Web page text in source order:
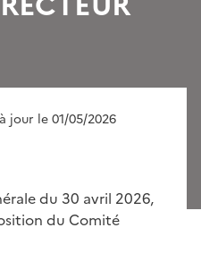
jour le 01/05/2026
du 30 avril 2026,
du Comité